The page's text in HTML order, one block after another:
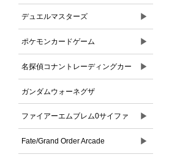
デュエルマスターズ ▶
ポケモンカードゲーム ▶
名探偵コナントレーディングカー
ドゲーム
▶
ガンダムウォーネグザ
ファイアーエムブレム0サイファ ▶
Fate/Grand Order Arcade ▶